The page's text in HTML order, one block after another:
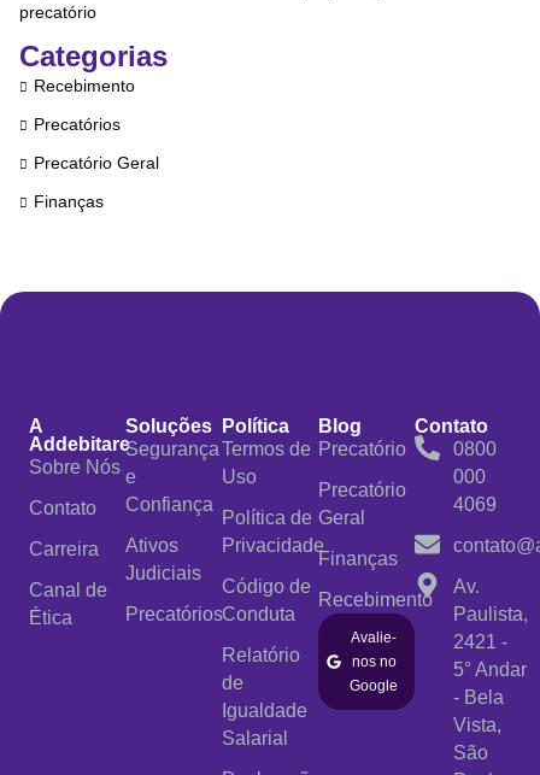
precatório
Categorias
Recebimento
Precatórios
Precatório Geral
Finanças
A
Addebitare
Sobre Nós
Contato
Carreira
Canal de
Ética
Soluções
Segurança
e
Confiança
Ativos
Judiciais
Precatórios
Política
Termos de
Uso
Política de
Privacidade
Código de
Conduta
Relatório
de
Igualdade
Salarial
Blog
Precatório
Precatório
Geral
Finanças
Recebimento
Avalie-
nos no
Google
Contato
0800
000
4069
Av.
Paulista,
2421 -
5° Andar
- Bela
Vista,
São